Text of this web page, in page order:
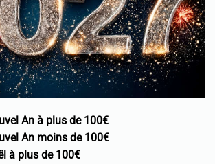
An à plus de 100€
An moins de 100€
à plus de 100€